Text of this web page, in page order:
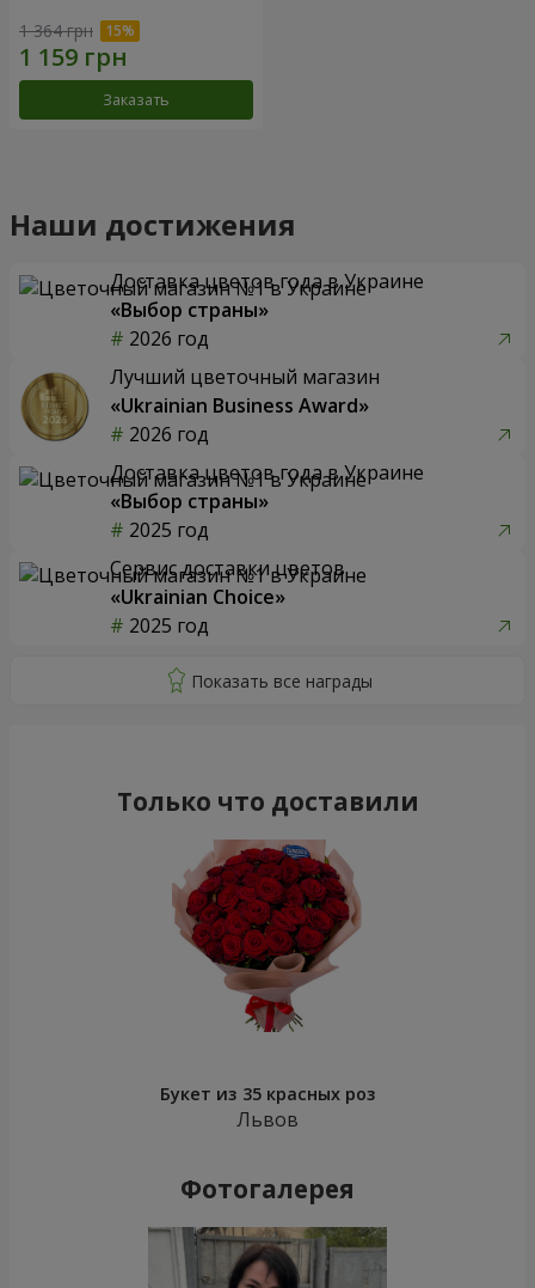
1 364 грн
Заказать
Наши достижения
Доставка цветов года в Украине
«Выбор страны»
2026 год
Лучший цветочный магазин
«Ukrainian Business Award»
2026 год
Доставка цветов года в Украине
«Выбор страны»
2025 год
Сервис доставки цветов
«Ukrainian Choice»
2025 год
Только что доставили
Букет из 35 красных роз
Львов
Фотогалерея